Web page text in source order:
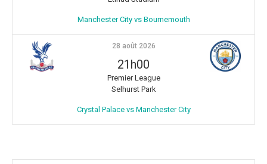
Manchester City vs Bournemouth
28 août 2026
21h00
Premier League
Selhurst Park
Crystal Palace vs Manchester City